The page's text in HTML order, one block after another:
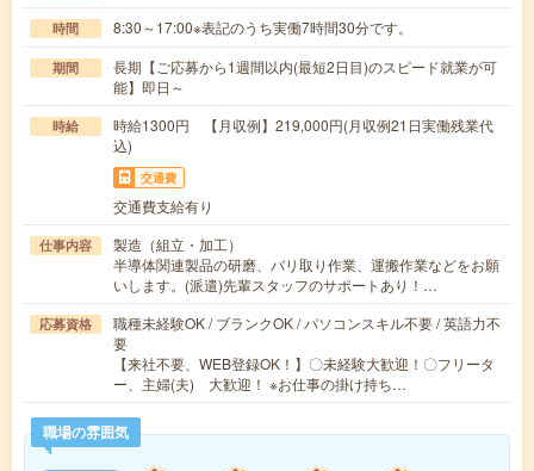
時間 8:30～17:00※表記のうち実働7時間30分です。
期間
長期【ご応募から1週間以内(最短2日目)のスピード就業が可
能】即日～
時給
時給1300円 【月収例】219,000円(月収例21日実働残業代
込)
交通費
交通費支給有り
仕事内容
製造（組立・加工）
半導体関連製品の研磨、バリ取り作業、運搬作業などをお願
いします。(派遣)先輩スタッフのサポートあり！…
応募資格
職種未経験OK / ブランクOK / パソコンスキル不要 / 英語力不
要
【来社不要、WEB登録OK！】〇未経験大歓迎！〇フリータ
ー、主婦(夫) 大歓迎！ ※お仕事の掛け持ち…
職場の雰囲気